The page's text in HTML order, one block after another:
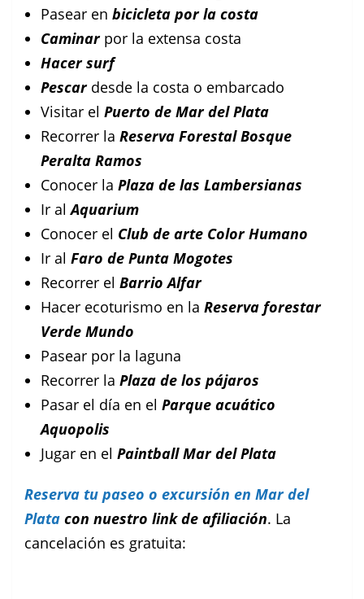
Pasear en bicicleta por la costa
Caminarpor la extensa costa
Hacer surf
Pescardesde la costa o embarcado
Visitar el Puerto de Mar del Plata
Recorrer la Reserva Forestal Bosque
Peralta Ramos
Conocer la Plaza de las Lambersianas
Ir alAquarium
Conocer el Club de arte Color Humano
Ir al Faro de Punta Mogotes
Recorrer el Barrio Alfar
Hacer ecoturismo en la Reserva forestar
Verde Mundo
Pasear por la laguna
Recorrer la Plaza de los pájaros
Pasar el día en el Parque acuático
Aquopolis
Jugar en el Paintball Mar del Plata
Reserva tu paseo o excursión en Mar del
Plata con nuestro link de afiliación. La
cancelación es gratuita: